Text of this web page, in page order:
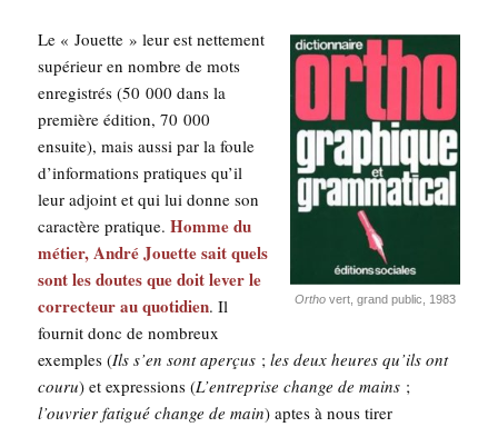
Orthovert, grand public, 1983
Le « Jouette » leur est net­te­ment
supé­rieur en nombre de mots
enre­gis­trés (50 000 dans la
pre­mière édi­tion, 70 000
ensuite), mais aus­si par la foule
d’in­for­ma­tions pra­tiques qu’il
leur adjoint et qui lui donne son
carac­tère pra­tique.Homme du
métier, André Jouette sait quels
sont les doutes que doit lever le
cor­rec­teur au quo­ti­dien. Il
four­nit donc de nom­breux
exemples (Ils s’en sont aper­çus ; les deux heures qu’ils ont
cou­ru) et expres­sions (L’en­tre­prise change de mains ;
l’ou­vrier fati­gué change de main) aptes à nous tirer